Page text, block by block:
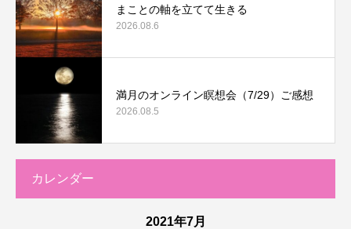
まことの軸を立てて生きる
2026.08.6
満月のオンライン瞑想会（7/29）ご感想
2026.08.5
カレンダー
2021年7月